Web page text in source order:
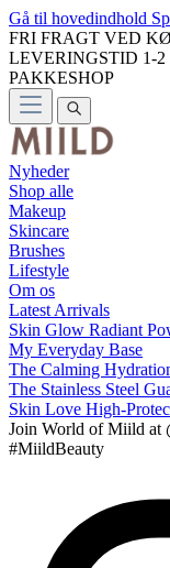
Gå til hovedindhold
FRI FRAGT VED
LEVERINGSTID 1-
PAKKESHOP
Nyheder
Shop alle
Makeup
Skincare
Brushes
Lifestyle
Om os
Latest Arrivals
Skin Glow Radiant
My Everyday Base
The Calming
The Stainless Steel
Skin Love High-
Join World of Miild at
#MiildBeauty